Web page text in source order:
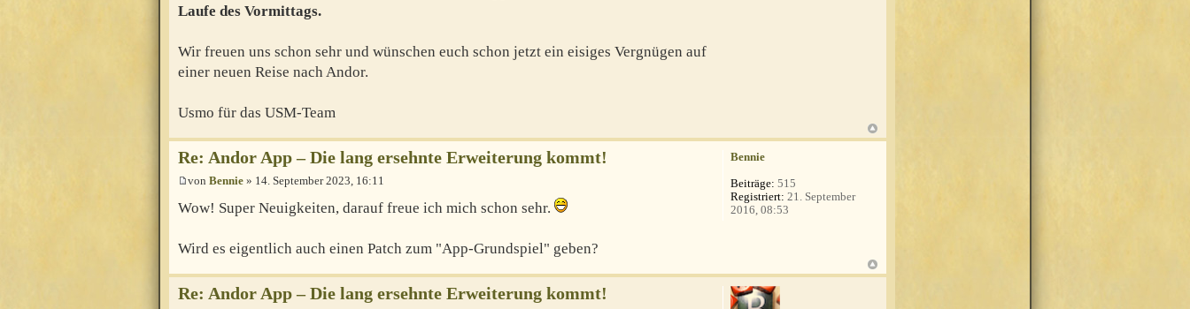
Laufe des Vormittags.
Wir freuen uns schon sehr und wünschen euch schon jetzt ein eisiges Vergnügen auf
einer neuen Reise nach Andor.
Usmo für das USM-Team
Re: Andor App – Die lang ersehnte Erweiterung kommt!
von Bennie » 14. September 2023, 16:11
Wow! Super Neuigkeiten, darauf freue ich mich schon sehr.
Wird es eigentlich auch einen Patch zum "App-Grundspiel" geben?
Bennie
Beiträge: 515
Registriert: 21. September
2016, 08:53
Re: Andor App – Die lang ersehnte Erweiterung kommt!